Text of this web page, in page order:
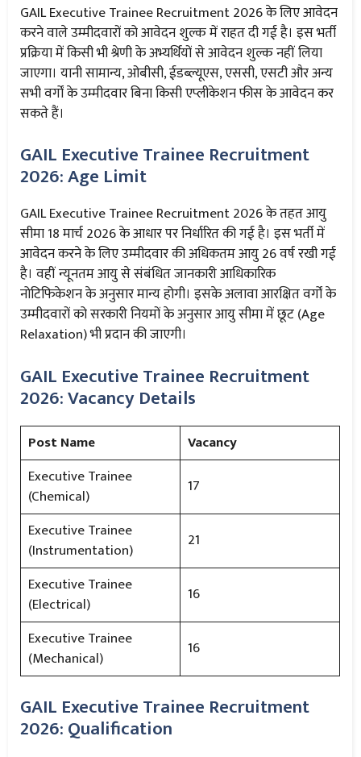
GAIL Executive Trainee Recruitment 2026 के लिए आवेदन
करने वाले उम्मीदवारों को आवेदन शुल्क में राहत दी गई है। इस भर्ती
प्रक्रिया में किसी भी श्रेणी के अभ्यर्थियों से आवेदन शुल्क नहीं लिया
जाएगा। यानी सामान्य, ओबीसी, ईडब्ल्यूएस, एससी, एसटी और अन्य
सभी वर्गों के उम्मीदवार बिना किसी एप्लीकेशन फीस के आवेदन कर
सकते हैं।
GAIL Executive Trainee Recruitment
2026: Age Limit
GAIL Executive Trainee Recruitment 2026 के तहत आयु
सीमा 18 मार्च 2026 के आधार पर निर्धारित की गई है। इस भर्ती में
आवेदन करने के लिए उम्मीदवार की अधिकतम आयु 26 वर्ष रखी गई
है। वहीं न्यूनतम आयु से संबंधित जानकारी आधिकारिक
नोटिफिकेशन के अनुसार मान्य होगी। इसके अलावा आरक्षित वर्गों के
उम्मीदवारों को सरकारी नियमों के अनुसार आयु सीमा में छूट (Age
Relaxation) भी प्रदान की जाएगी।
GAIL Executive Trainee Recruitment
2026: Vacancy Details
Post Name
Vacancy
Executive Trainee
(Chemical)
17
Executive Trainee
(Instrumentation)
21
Executive Trainee
(Electrical)
16
Executive Trainee
(Mechanical)
16
GAIL Executive Trainee Recruitment
2026: Qualification